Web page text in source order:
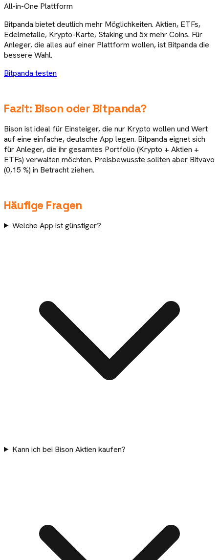
All-in-One Plattform
Bitpanda bietet deutlich mehr Möglichkeiten. Aktien, ETFs,
Edelmetalle, Krypto-Karte, Staking und 5x mehr Coins. Für
Anleger, die alles auf einer Plattform wollen, ist Bitpanda die
bessere Wahl.
Bitpanda testen
Fazit: Bison oder Bitpanda?
Bison ist ideal für Einsteiger, die nur Krypto wollen und Wert
auf eine einfache, deutsche App legen. Bitpanda eignet sich
für Anleger, die ihr gesamtes Portfolio (Krypto + Aktien +
ETFs) verwalten möchten. Preisbewusste sollten aber Bitvavo
(0,15 %) in Betracht ziehen.
Häufige Fragen
Welche App ist günstiger?
Kann ich bei Bison Aktien kaufen?